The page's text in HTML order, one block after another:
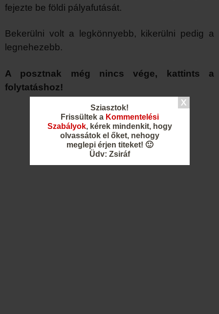
Sziasztok!
Frissültek a Kommentelési
Szabályok, kérek mindenkit, hogy
olvassátok el őket, nehogy
meglepi érjen titeket! 🙂
Üdv: Zsiráf
fejezte be földi pályafutását.
Bekerülni volt a legkönnyebb, kikerülni pedig a
legnehezebb.
A posztnak még nincs vége, kattints a
folytatáshoz!